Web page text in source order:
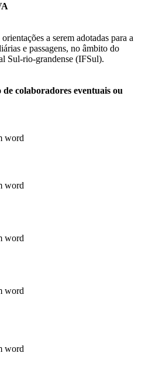
a serem adotadas para a
e passagens, no âmbito do
Sul-rio-grandense (IFSul).
colaboradores eventuais ou
word
word
word
word
word